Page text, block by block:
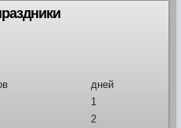
дней
1
2